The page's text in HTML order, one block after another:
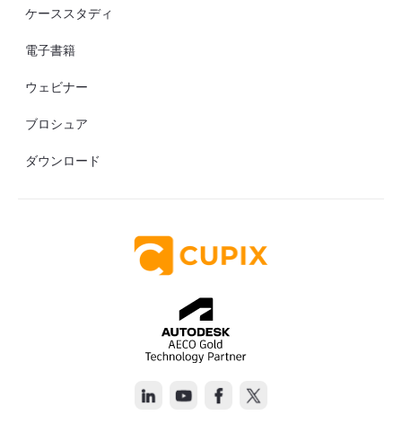
ケーススタディ
電子書籍
ウェビナー
ブロシュア
ダウンロード